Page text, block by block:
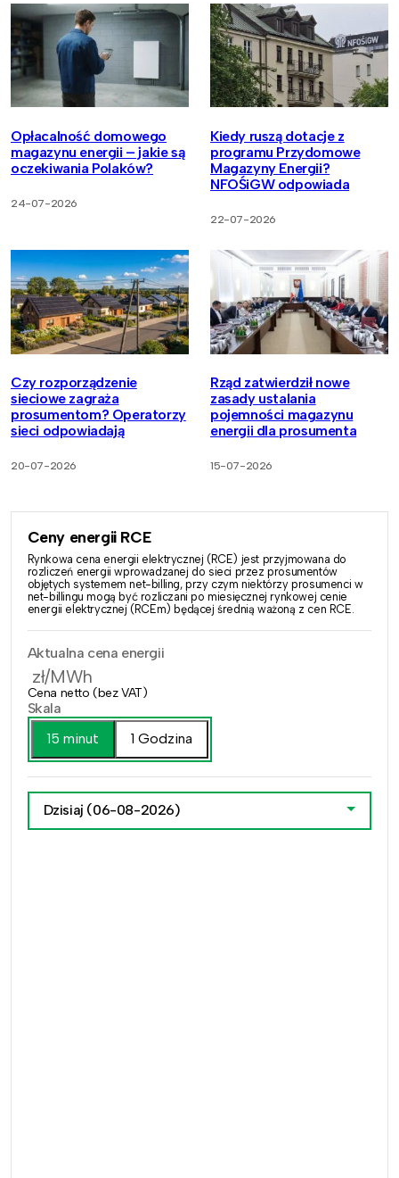
Opłacalność domowego
magazynu energii – jakie są
oczekiwania Polaków?
24-07-2026
Kiedy ruszą dotacje z
programu Przydomowe
Magazyny Energii?
NFOŚiGW odpowiada
22-07-2026
Czy rozporządzenie
sieciowe zagraża
prosumentom? Operatorzy
sieci odpowiadają
20-07-2026
Rząd zatwierdził nowe
zasady ustalania
pojemności magazynu
energii dla prosumenta
15-07-2026
Ceny energii RCE
Rynkowa cena energii elektrycznej (RCE) jest przyjmowana do
rozliczeń energii wprowadzanej do sieci przez prosumentów
objętych systemem net-billing, przy czym niektórzy prosumenci w
net-billingu mogą być rozliczani po miesięcznej rynkowej cenie
energii elektrycznej (RCEm) będącej średnią ważoną z cen RCE.
Aktualna cena energii
zł/MWh
Cena netto (bez VAT)
Skala
15 minut
1 Godzina
Dzisiaj (06-08-2026)